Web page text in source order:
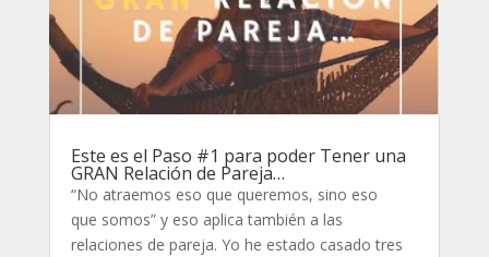
Este es el Paso #1 para poder Tener una
GRAN Relación de Pareja…
“No atraemos eso que queremos, sino eso
que somos” y eso aplica también a las
relaciones de pareja. Yo he estado casado tres